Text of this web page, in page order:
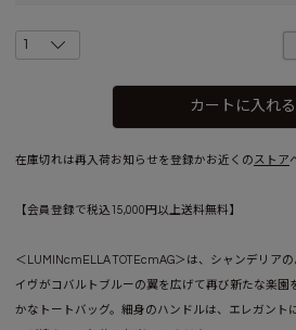
カートに入れる
在庫切れは再入荷お知らせを登録かお近くの ストア
【会員登録で税込15,000円以上送料無料】
＜LUMINcmELLA TOTEcmAG＞は、シャンデリア
イヴがコバルトブルーの翼を広げて再び新たな楽園
かなトートバッグ。細身のハンドルは、エレガント